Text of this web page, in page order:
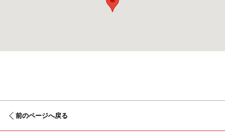
前のページへ戻る